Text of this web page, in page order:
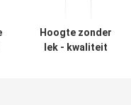
Hoogte zonder
lek - kwaliteit